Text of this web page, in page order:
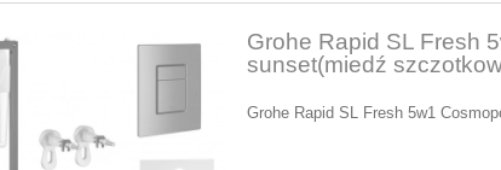
Grohe Rapid SL Fresh
sunset(miedź
Grohe Rapid SL Fresh 5w1